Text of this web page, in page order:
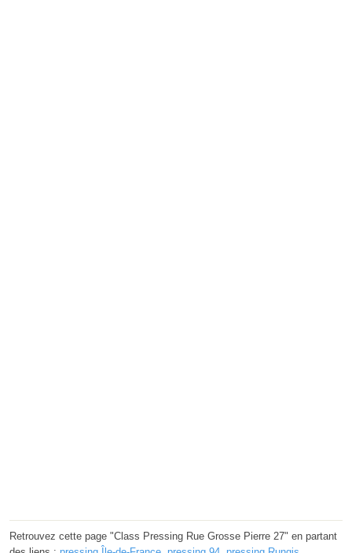
Retrouvez cette page "Class Pressing Rue Grosse Pierre 27" en partant